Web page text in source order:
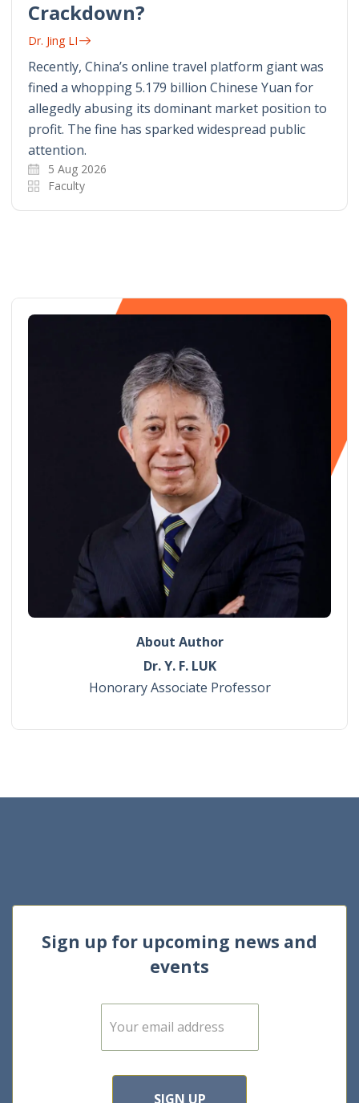
Crackdown?
Dr. Jing LI
Recently, China’s online travel platform giant was
fined a whopping 5.179 billion Chinese Yuan for
allegedly abusing its dominant market position to
profit. The fine has sparked widespread public
attention.
5 Aug 2026
Faculty
About Author
Dr. Y. F. LUK
Honorary Associate Professor
Sign up for upcoming news and
events
E
m
SIGN UP